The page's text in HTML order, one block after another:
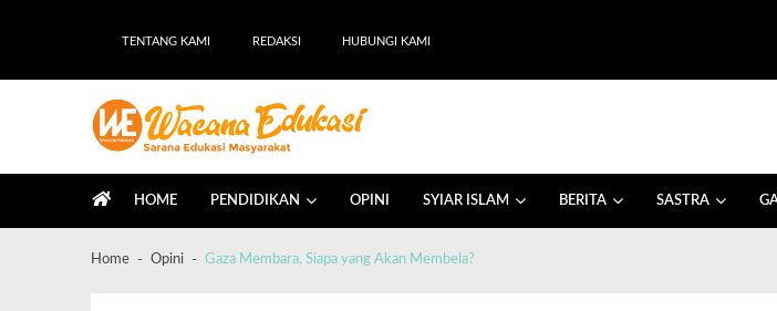
TENTANG KAMI REDAKSI HUBUNGI KAMI
HOME PENDIDIKAN OPINI SYIAR ISLAM BERITA SASTRA
Home Opini Gaza Membara, Siapa yang Akan Membela?